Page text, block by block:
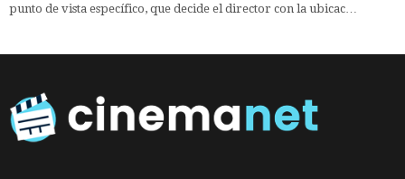
punto de vista específico, que decide el director con la ubicac…